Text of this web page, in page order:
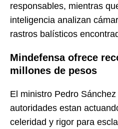
responsables, mientras
inteligencia analizan
rastros balísticos
Mindefensa ofrece
millones de pesos
El ministro Pedro
autoridades estan
celeridad y rigor para